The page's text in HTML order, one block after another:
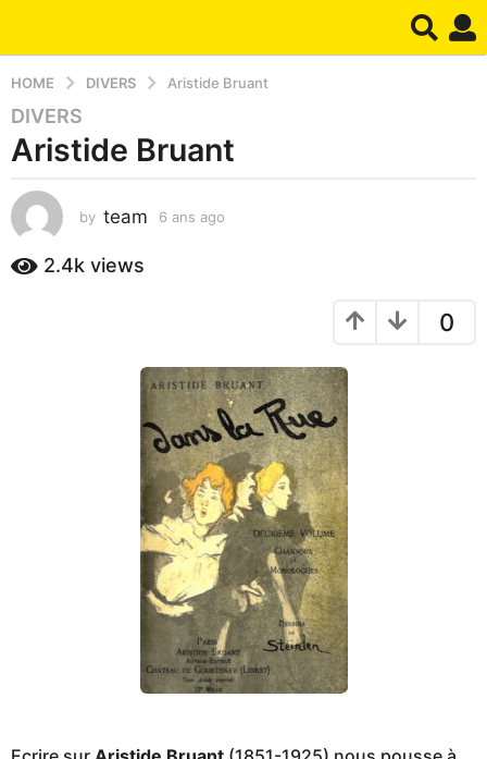
HOME DIVERS Aristide Bruant
6
a
s
a
o
DIVERS
Aristide Bruant
by team 6 ans ago
2.4k views
0